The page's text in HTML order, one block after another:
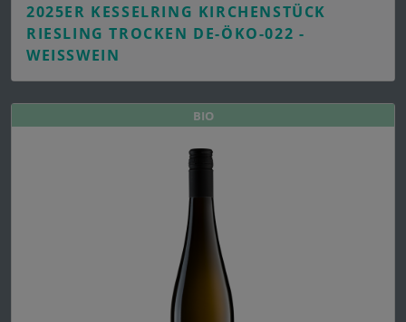
2025ER KESSELRING KIRCHENSTÜCK
RIESLING TROCKEN DE-ÖKO-022 -
WEISSWEIN
BIOBIO